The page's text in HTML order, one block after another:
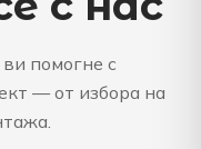
помогне с
— от избора на